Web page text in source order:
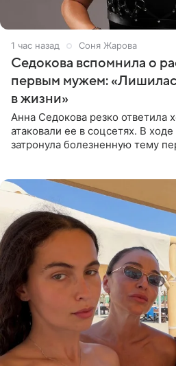
1 час назад Соня Жарова
Седокова вспомнила о
первым мужем:
в жизни»
Анна Седокова резко ответила
атаковали ее в соцсетях. В
затронула болезненную тему